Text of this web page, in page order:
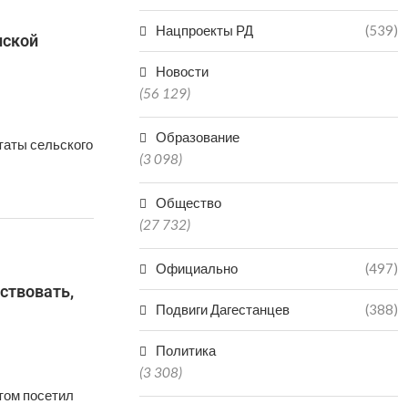
сельского
посетил
Нацпроекты РД (539)
Новости
(56 129)
Образование
(3 098)
Общество
(27 732)
Официально (497)
Подвиги Дагестанцев (388)
Политика
(3 308)